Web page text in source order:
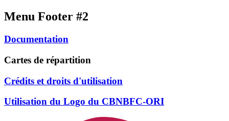
Menu Footer #2
Documentation
Cartes de répartition
Crédits et droits d'utilisation
Utilisation du Logo du CBNBFC-ORI